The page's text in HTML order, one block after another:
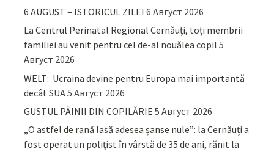
6 AUGUST – ISTORICUL ZILEI 6 Август 2026
La Centrul Perinatal Regional Cernăuți, toți membrii
familiei au venit pentru cel de-al nouălea copil 5
Август 2026
WELT: Ucraina devine pentru Europa mai importantă
decât SUA5 Август 2026
GUSTUL PÂINII DIN COPILĂRIE 5 Август 2026
„O astfel de rană lasă adesea șanse nule”: la Cernăuți a
fost operat un polițist în vârstă de 35 de ani, rănit la